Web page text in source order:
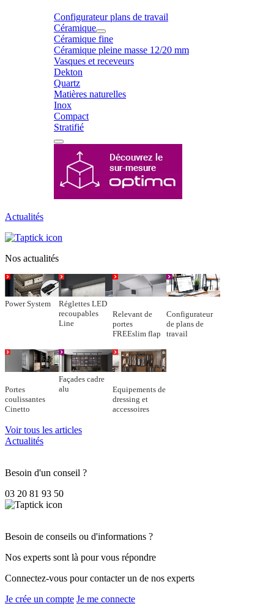
Configurateur plans de travail
Céramique
Céramique fine
Céramique pleine masse 12/20 mm
Vasques et receveurs
Dekton
Quartz
Matières naturelles
Inox
Compact
Stratifié
Actualités
Nos actualités
Power System
Réglettes LED
recoupables
Line
Relevant de
portes
FREEslim flap
Configurateur
de plans de
travail
Portes
coulissantes
Cinetto
Façades cadre
alu
Equipements de
dressing et
accessoires
Voir tous les articles
Actualités
Besoin d'un conseil ?
03 20 81 93 50
Besoin de conseils ou d'informations ?
Nos experts sont là pour vous répondre
Connectez-vous pour contacter un de nos experts
Je crée un compte Je me connecte